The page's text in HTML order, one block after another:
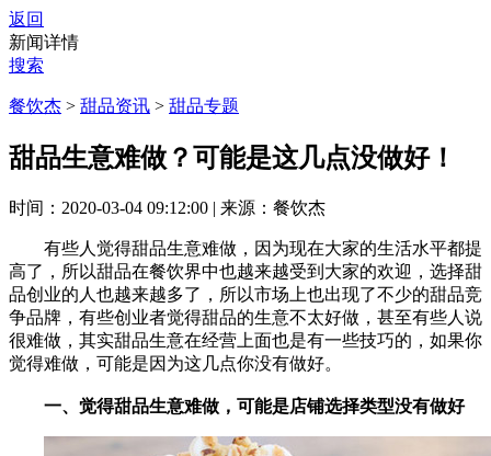
返回
新闻详情
搜索
餐饮杰 > 甜品资讯 > 甜品专题
甜品生意难做？可能是这几点没做好！
时间：2020-03-04 09:12:00 | 来源：餐饮杰
有些人觉得甜品生意难做，因为现在大家的生活水平都提
高了，所以甜品在餐饮界中也越来越受到大家的欢迎，选择甜
品创业的人也越来越多了，所以市场上也出现了不少的甜品竞
争品牌，有些创业者觉得甜品的生意不太好做，甚至有些人说
很难做，其实甜品生意在经营上面也是有一些技巧的，如果你
觉得难做，可能是因为这几点你没有做好。
一、觉得甜品生意难做，可能是店铺选择类型没有做好